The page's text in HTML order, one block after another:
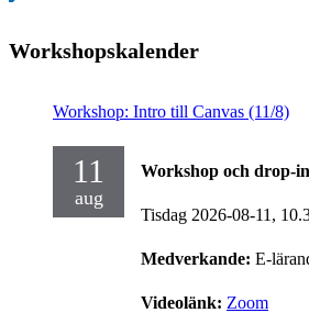
Workshopskalender
Workshop: Intro till Canvas (11/8)
11
aug
Workshop och drop-
Tisdag 2026-08-11,
Medverkande: E-
Videolänk: Zoom